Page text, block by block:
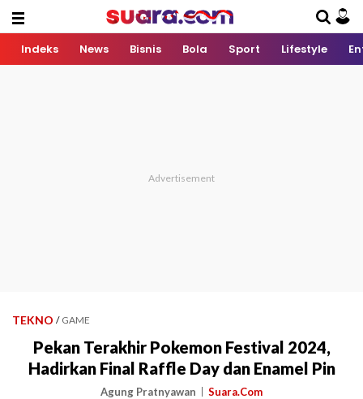
Indeks News Bisnis Bola Sport Lifestyle
TEKNO / GAME
Pekan Terakhir Pokemon Festival 2024,
Hadirkan Final Raffle Day dan Enamel Pin
Agung Pratnyawan Suara.Com